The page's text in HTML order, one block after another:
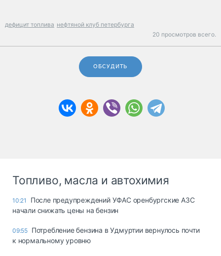
дефицит топлива нефтяной клуб петербурга
20 просмотров всего.
ОБСУДИТЬ
Топливо, масла и автохимия
10:21
После предупреждений УФАС оренбургские АЗС
начали снижать цены на бензин
09:55 Потребление бензина в Удмуртии вернулось почти
к нормальному уровню